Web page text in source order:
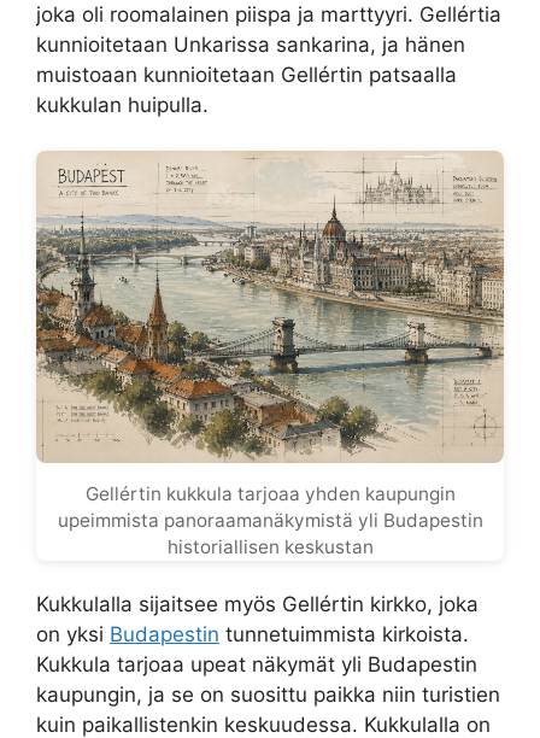
joka oli roomalainen piispa ja marttyyri. Gellértia
kunnioitetaan Unkarissa sankarina, ja hänen
muistoaan kunnioitetaan Gellértin patsaalla
kukkulan huipulla.
Gellértin kukkula tarjoaa yhden kaupungin
upeimmista panoraamanäkymistä yli Budapestin
historiallisen keskustan
Kukkulalla sijaitsee myös Gellértin kirkko, joka
on yksi Budapestin tunnetuimmista kirkoista.
Kukkula tarjoaa upeat näkymät yli Budapestin
kaupungin, ja se on suosittu paikka niin turistien
kuin paikallistenkin keskuudessa. Kukkulalla on